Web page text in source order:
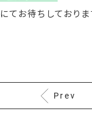
にてお待ちしており
Prev